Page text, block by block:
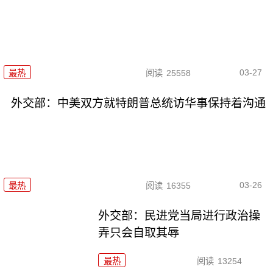
最热 阅读 25558 03-27
外交部：中美双方就特朗普总统访华事保持着沟通
最热 阅读 16355 03-26
外交部：民进党当局进行政治操
弄只会自取其辱
最热 阅读 13254